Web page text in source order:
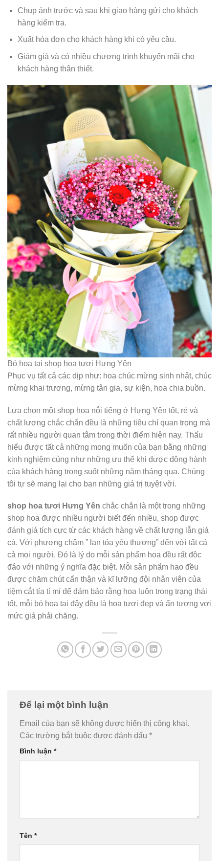
Chụp ảnh trước và sau khi giao hàng gửi cho khách
hàng kiểm tra.
Xuất hóa đơn cho khách hàng khi có yêu cầu.
Giảm giá và có nhiều chương trình khuyến mãi cho
khách hàng thân thiết.
Bó hoa tại shop hoa tươi Hưng Yên
Phục vụ tất cả các dịp như: hoa chúc mừng sinh nhật, chúc
mừng khai trương, mừng tân gia, sự kiện, hoa chia buồn.
Lựa chọn một shop hoa nỗi tiếng ở Hưng Yên tốt, rẻ và
chất lượng chắc chắn đều là những tiêu chí quan trọng mà
rất nhiều người quan tâm trong thời điểm hiện nay. Thấu
hiểu được tất cả những mong muốn của bạn bằng những
kinh nghiệm củng như những ưu thế khi được đông hành
của khách hàng trong suốt những năm tháng qua. Chúng
tôi tự sẽ mang lại cho bạn những giá trị tuyệt vời.
shop hoa tươi Hưng Yên chắc chắn là một trong những
shop hoa được nhiều người biết đến nhiều, shop được
đánh giá tích cực từ các khách hàng về chất lượng lẫn giá
cả. Với phương châm ” lan tỏa yêu thương” đến với tất cả
cả mọi người. Đó là lý do mỗi sản phẩm hoa đều rất độc
đáo với những ý nghĩa đặc biệt. Mỗi sản phẩm hao đều
được chăm chút cẩn thận và kĩ lưỡng đội nhân viên của
tiệm cắt tỉa tỉ mỉ để đảm bảo rằng hoa luôn trong trạng thái
tốt, mỗi bó hoa tại đây đều là hoa tươi đẹp và ấn tượng vơi
mức giá phải chăng.
Để lại một bình luận
Email của bạn sẽ không được hiển thị công khai.
Các trường bắt buộc được đánh dấu *
Bình luận *
Tên *